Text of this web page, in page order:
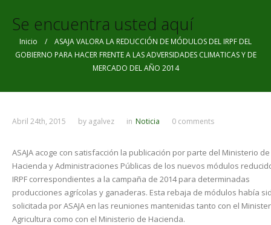
Se encuentra usted aquí
Inicio / ASAJA VALORA LA REDUCCIÓN DE MÓDULOS DEL IRPF DEL
GOBIERNO PARA HACER FRENTE A LAS ADVERSIDADES CLIMATICAS Y DE
MERCADO DEL AÑO 2014
Abril 24th, 2015 by agalvez in Noticia 0 comments
ASAJA acoge con satisfacción la publicación por parte del Ministerio de
Hacienda y Administraciones Públicas de los nuevos módulos
IRPF correspondientes a la campaña de 2014 para determinadas
producciones agrícolas y ganaderas. Esta rebaja de módulos había
solicitada por ASAJA en las reuniones mantenidas tanto con el
Agricultura como con el Ministerio de Hacienda.